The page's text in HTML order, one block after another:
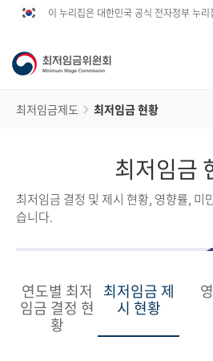
이 누리집은 대한민국 공식 전자정부 누리
최저임금제도 최저임금 현황
최저임금
최저임금 결정 및 제시 현황, 영향률, 미
습니다.
연도별 최저
임금 결정 현
황
최저임금 제
시 현황